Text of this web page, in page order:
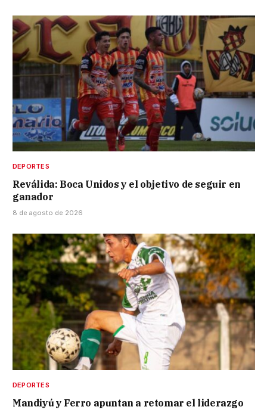
DEPORTES
Reválida: Boca Unidos y el objetivo de seguir en
ganador
8 de agosto de 2026
DEPORTES
Mandiyú y Ferro apuntan a retomar el liderazgo